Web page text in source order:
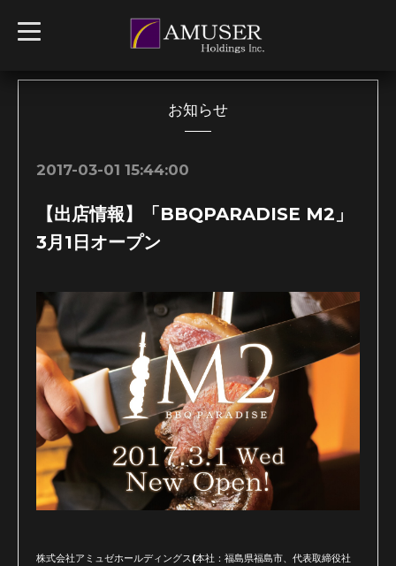
t
o
l
お知らせ
2017-03-01 15:44:00
【出店情報】「BBQPARADISE M2」
3月1日オープン
株式会社アミュゼホールディングス(本社：福島県福島市、代表取締役社